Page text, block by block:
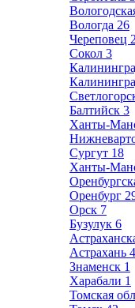
Вологда 26
Череповец
Сокол 3
Балтийск 3
Ханты-
Сургут 18
Ханты-
Оренбург
Орск 7
Бузулук 6
Астрахань
Знаменск 1
Харабали 1
Томская